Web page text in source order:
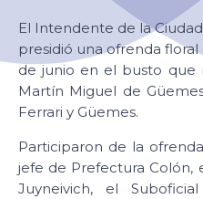
El Intendente de la
presidió una ofrenda floral
de junio en el busto que
Martín Miguel de
Ferrari y Güemes.
Participaron de la
jefe de Prefectura Colón,
Juyneivich, el